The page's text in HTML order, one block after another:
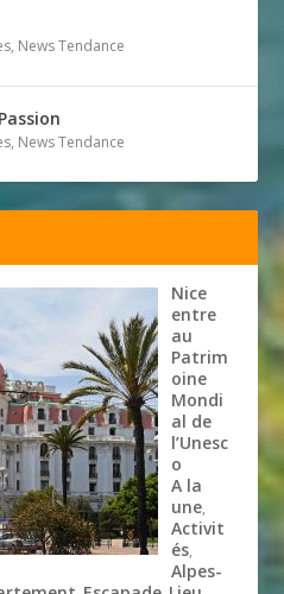
, News Tendance
, News Tendance
Nice
entre
au
Patrim
oine
Mondi
al de
l’Unesc
o
A la
une,
Activit
és,
Alpes-